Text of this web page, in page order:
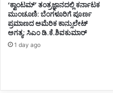
‘ಕ್ವಾಂಟಮ್’ ತಂತ್ರಜ್ಞಾನದಲ್ಲಿ ಕರ್ನಾಟಕ
ಮುಂಚೂಣಿ: ಬೆಂಗಳೂರಿಗೆ ಪೂರ್ಣ
ಪ್ರಮಾಣದ ಅಮೆರಿಕ ಕಾನ್ಸುಲೇಟ್
ಅಗತ್ಯ: ಸಿಎಂ ಡಿ.ಕೆ.ಶಿವಕುಮಾರ್
1 day ago